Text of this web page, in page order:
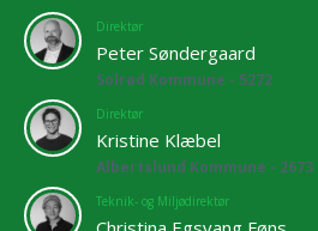
Direktør
Peter Søndergaard
Solrød Kommune - 5272
Direktør
Kristine Klæbel
Albertslund Kommune - 2673
Teknik- og Miljødirektør